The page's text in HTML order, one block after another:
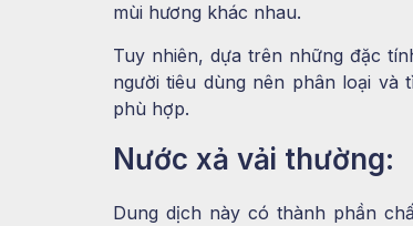
mùi hương khác nhau.
Tuy nhiên, dựa trên những đặc
người tiêu dùng nên phân loại
phù hợp.
Nước xả vải thường:
Dung dịch này có thành phần